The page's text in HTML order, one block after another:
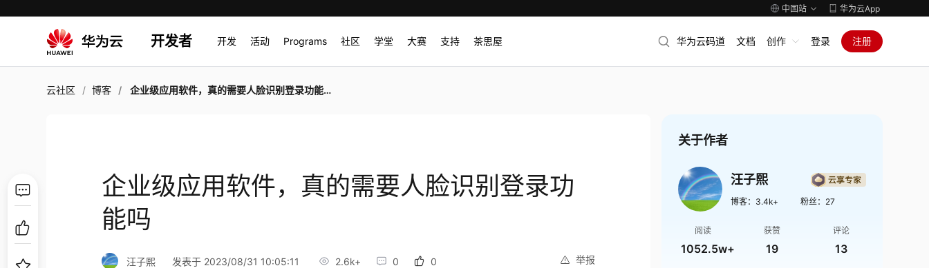
中国站 华为云App
开发者 开发 活动 Programs 社区 学堂 大赛 支持 茶思屋 华为云码道 文档 创作 登录 注册
云社区 博客 企业级应用软件，真的需要人脸识别登录功能吗
企业级应用软件，真的需要人脸识别登录功
能吗
举报
汪子熙 发表于 2023/08/31 10:05:11 2.6k+ 0 0
关于作者
汪子熙
博客： 3.4k+ 粉丝： 27
阅读
1052.5w+
获赞
19
评论
13